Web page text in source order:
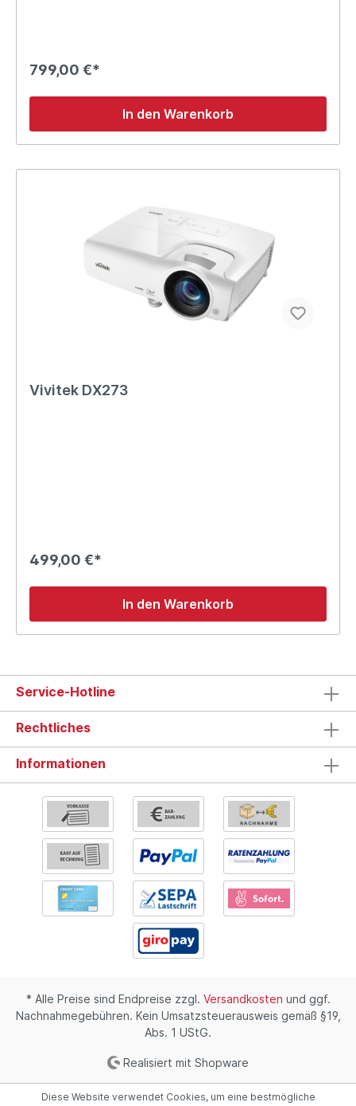
799,00 €*
In den Warenkorb
Vivitek DX273
499,00 €*
In den Warenkorb
Service-Hotline
Rechtliches
Informationen
* Alle Preise sind Endpreise zzgl. Versandkosten und ggf.
Nachnahmegebühren. Kein Umsatzsteuerausweis gemäß §19,
Abs. 1 UStG.
Realisiert mit Shopware
Diese Website verwendet Cookies, um eine bestmögliche